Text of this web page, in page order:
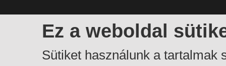
Ez a weboldal
Sütiket használunk a tartalmak